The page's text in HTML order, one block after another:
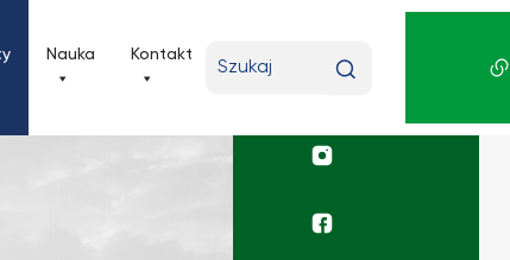
Nauka Kontakt
wyszukiwaną
Profil
Profil